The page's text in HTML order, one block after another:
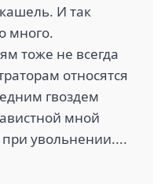
И так
много.
тоже не всегда
относятся
гвоздем
мной
увольнении....